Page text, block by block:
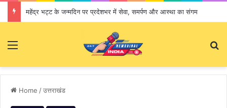
महेंद्र भट्ट के जन्मदिन पर प्रदेशभर में सेवा, समर्पण और आस्था का संगम
Home /उत्तराखंड